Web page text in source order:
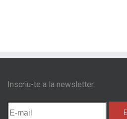
Inscriu-te a la newsletter